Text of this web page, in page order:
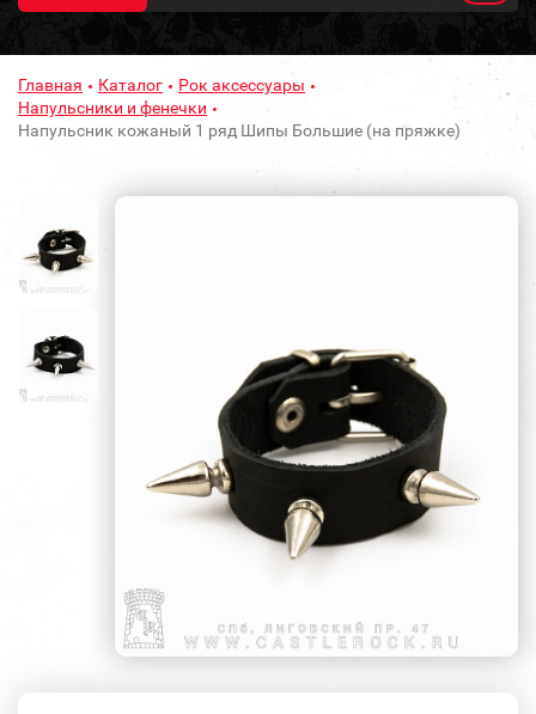
Главная Каталог
Рок аксессуары
Напульсники и фенечки
Напульсник кожаный 1 ряд Шипы Большие (на пряжке)